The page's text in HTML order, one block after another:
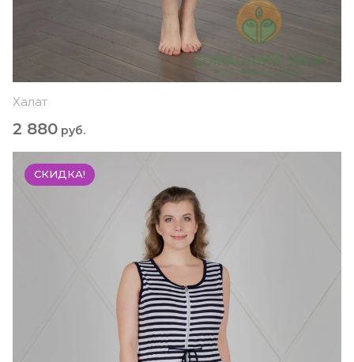
Халат
2 880 руб.
СКИДКА!